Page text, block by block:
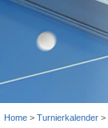
Home > Turnierkalender >